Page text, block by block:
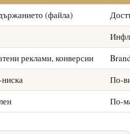
(файла)
реклами, конверсии
По-
По-